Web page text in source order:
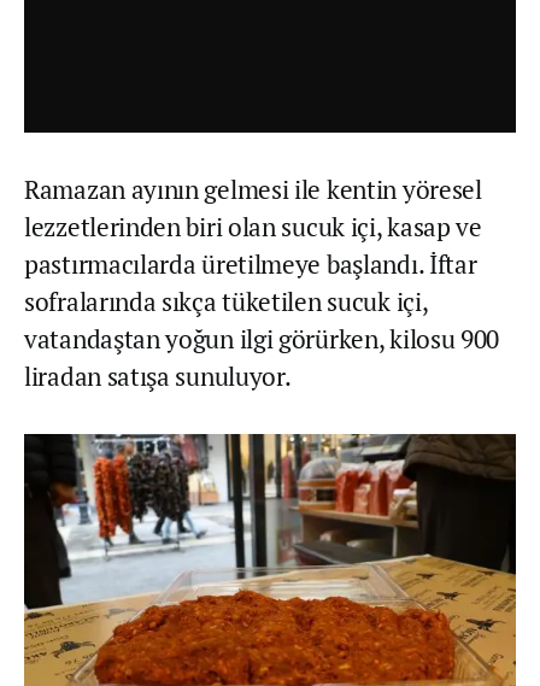
Ramazan ayının gelmesi ile kentin yöresel
lezzetlerinden biri olan sucuk içi, kasap ve
pastırmacılarda üretilmeye başlandı. İftar
sofralarında sıkça tüketilen sucuk içi,
vatandaştan yoğun ilgi görürken, kilosu 900
liradan satışa sunuluyor.